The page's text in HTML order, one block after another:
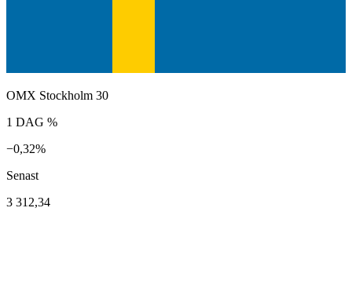
OMX Stockholm 30
1 DAG %
−0,32%
Senast
3 312,34